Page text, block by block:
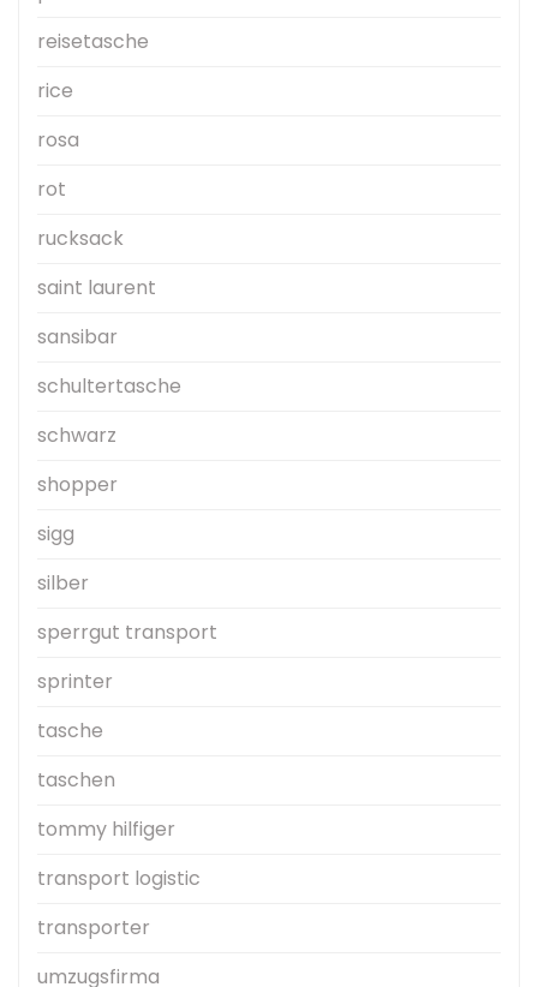
reisetasche
rice
rosa
rot
rucksack
saint laurent
sansibar
schultertasche
schwarz
shopper
sigg
silber
sperrgut transport
sprinter
tasche
taschen
tommy hilfiger
transport logistic
transporter
umzugsfirma